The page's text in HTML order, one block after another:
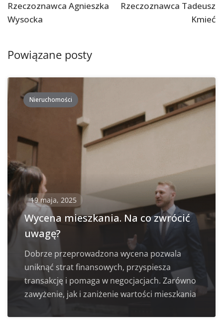
po
postach
Rzeczoznawca Agnieszka
Wysocka
Rzeczoznawca Tadeusz
Kmieć
Powiązane posty
Nieruchomości
19 maja, 2025
Wycena mieszkania. Na co zwrócić
uwagę?
Dobrze przeprowadzona wycena pozwala
uniknąć strat finansowych, przyspiesza
transakcję i pomaga w negocjacjach. Zarówno
zawyżenie, jak i zaniżenie wartości mieszkania